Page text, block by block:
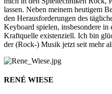
lassen. Neben meinem heutigem
den Herausforderungen des
Keyboard spielen, insbesondere
Kraftquelle existenziell. Ich bin
der (Rock-) Musik jetzt seit mehr
RENÉ WIESE